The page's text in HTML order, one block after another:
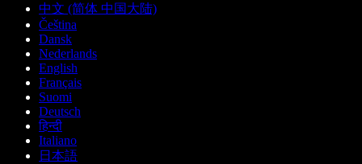
中文 (简体 中国大陆)
Čeština
Dansk
Nederlands
English
Français
Suomi
Deutsch
हिन्दी
Italiano
日本語